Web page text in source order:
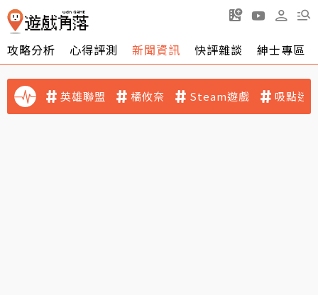
攻略分析 心得評測 新聞資訊 快評雜談 紳士專區
英雄聯盟 橘攸奈 Steam遊戲 吸點迷